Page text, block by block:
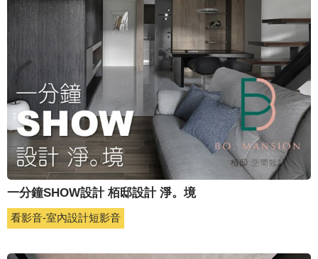
一分鐘SHOW設計 栢邸設計 淨。境
看影音-室內設計短影音